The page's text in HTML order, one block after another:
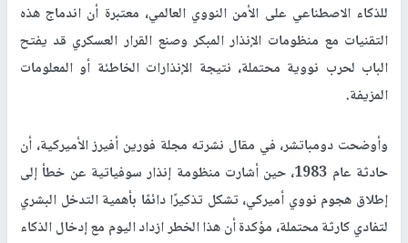
للذكاء الاصطناعي على الأمن النووي العالمي، معتبرة أن اندماج هذه
التقنيات مع منظومات الإنذار المبكر وصنع القرار العسكري قد يفتح
الباب لحرب نووية محتملة، نتيجة الإنذارات الخاطئة أو المعلومات
المزيفة.
وأوضحت دومباتشر، في مقال نشرته مجلة فورين أفيرز الأميركية، أن
حادثة عام 1983، حين أشارت منظومة إنذار سوفياتية عن خطأ إلى
إطلاق هجوم نووي أميركي، تشكل تذكيرًا دائمًا بأهمية التدخل البشري
لتفادي كارثة محتملة، مؤكدة أن هذا الخطر ازداد اليوم مع إدخال الذكاء